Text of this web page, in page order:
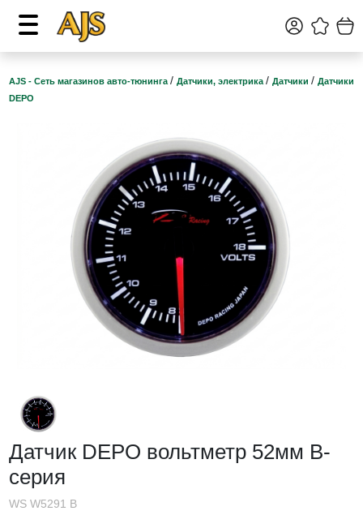
AJS - Сеть магазинов авто-тюнинга / Датчики, электрика / Датчики / Датчики
DEPO
Датчик DEPO вольтметр 52мм B-
серия
WS W5291 B